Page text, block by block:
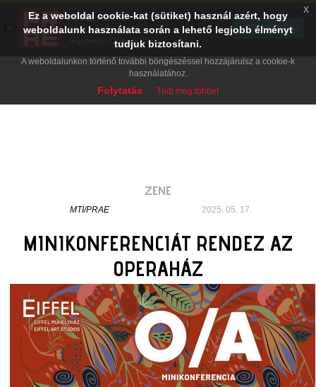
ZENE
MTI/PRAE 2025. 05. 17.
MINIKONFERENCIÁT RENDEZ AZ
OPERAHÁZ
Ez a weboldal cookie-kat (sütiket) használ azért, hogy
weboldalunk használata során a lehető legjobb élményt
tudjuk biztosítani.
A weboldalunkon történő további böngészéssel hozzájárulsz a cookie-k
használatához.
Folytatás Tudj meg többet
x
PRAE.HU
Digital Evolution
Ingyenes - Google Play
TELEPÍTÉS